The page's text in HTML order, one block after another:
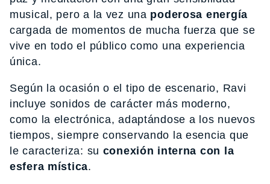
musical, pero a la vez una poderosa energía
cargada de momentos de mucha fuerza que se
vive en todo el público como una experiencia
única.
Según la ocasión o el tipo de escenario, Ravi
incluye sonidos de carácter más moderno,
como la electrónica, adaptándose a los nuevos
tiempos, siempre conservando la esencia que
le caracteriza: su conexión interna con la
esfera mística.